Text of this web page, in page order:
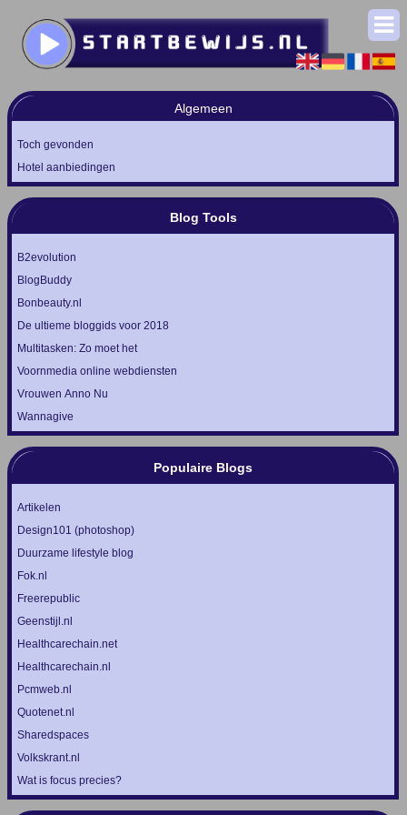
Algemeen
Toch gevonden
Hotel aanbiedingen
Blog Tools
B2evolution
BlogBuddy
Bonbeauty.nl
De ultieme bloggids voor 2018
Multitasken: Zo moet het
Voornmedia online webdiensten
Vrouwen Anno Nu
Wannagive
Populaire Blogs
Artikelen
Design101 (photoshop)
Duurzame lifestyle blog
Fok.nl
Freerepublic
Geenstijl.nl
Healthcarechain.net
Healthcarechain.nl
Pcmweb.nl
Quotenet.nl
Sharedspaces
Volkskrant.nl
Wat is focus precies?